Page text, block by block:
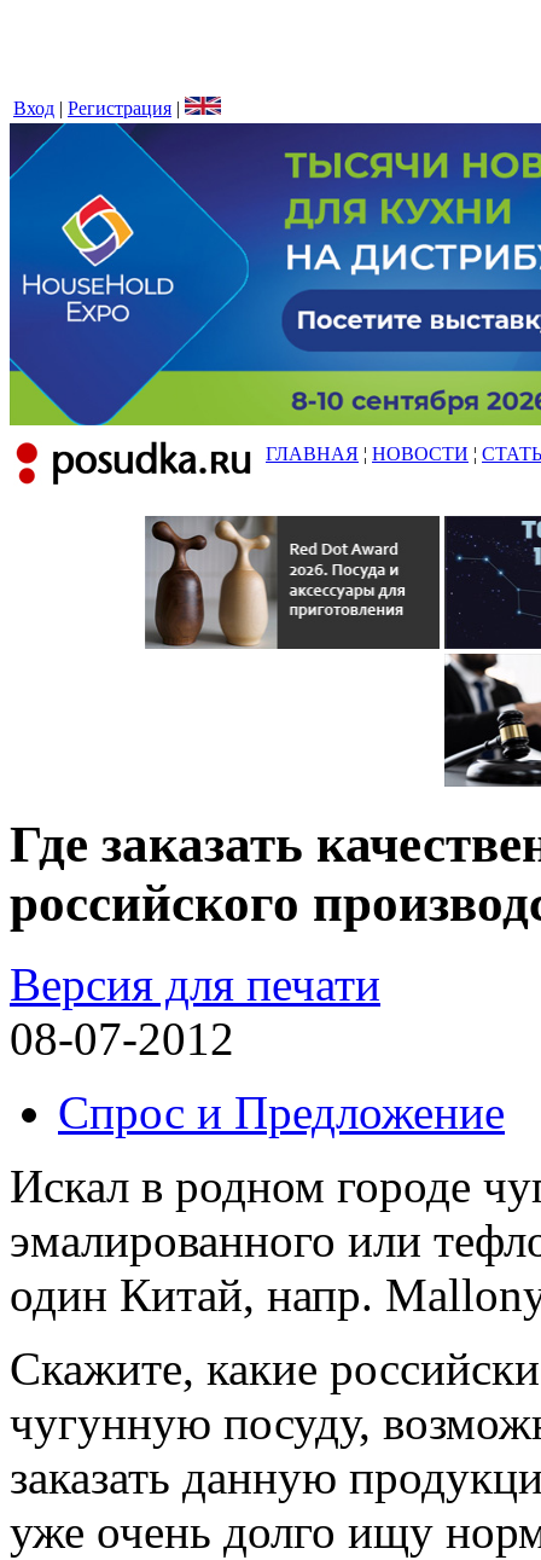
Вход | Регистрация |
ГЛАВНАЯ ¦ НОВОСТИ ¦
Где заказать
российского
Версия для печати
08-07-2012
Спрос и Предложение
Искал в родном городе
эмалированного или
один Китай, напр.
Скажите, какие
чугунную посуду,
заказать данную
уже очень долго ищу